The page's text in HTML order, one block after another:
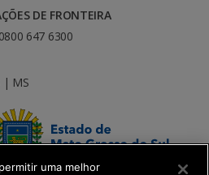
DE FRONTEIRA
647 6300
| MS
uma melhor